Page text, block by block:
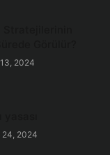
2024
24, 2024